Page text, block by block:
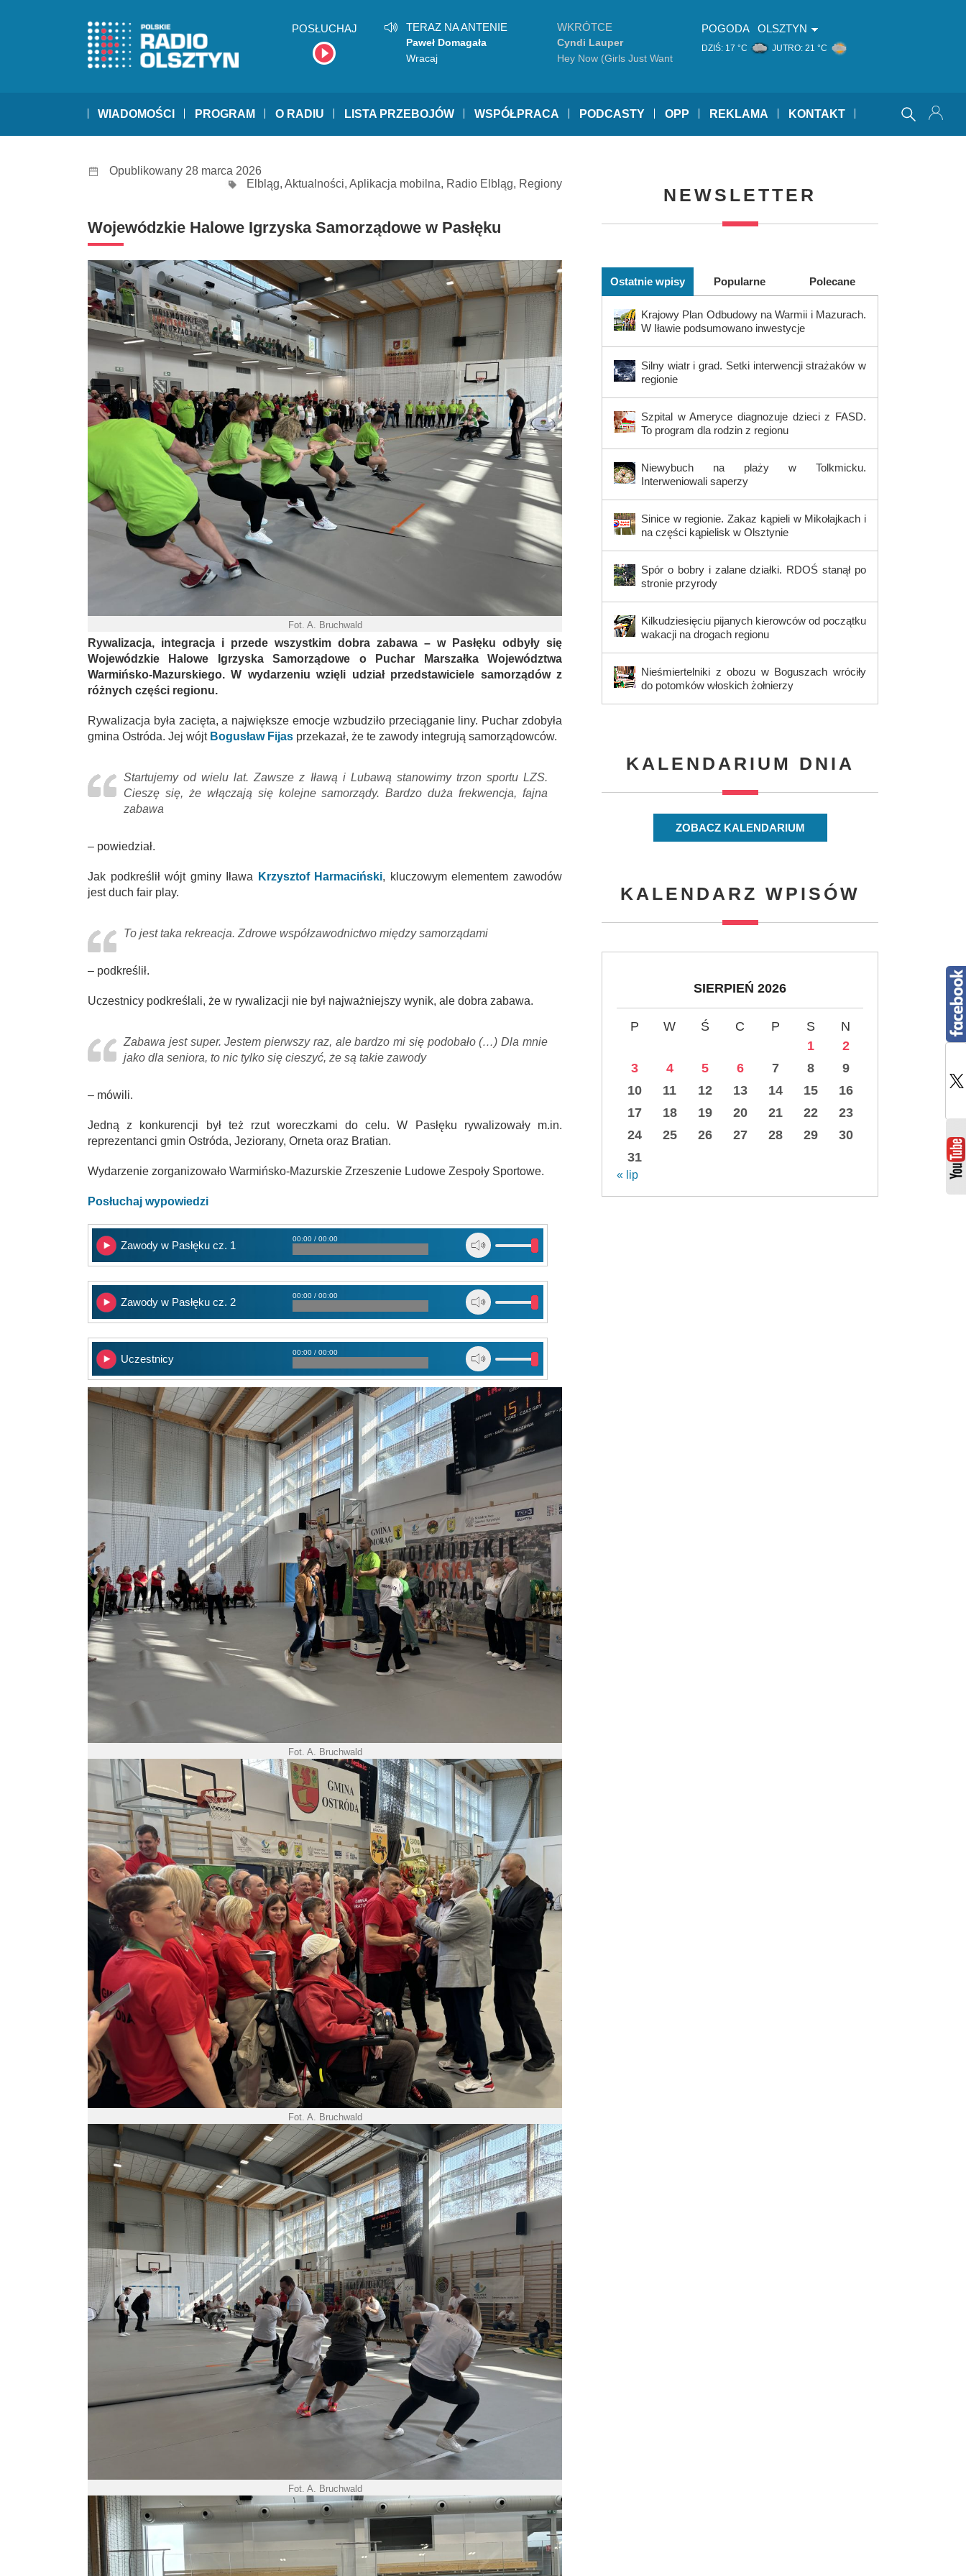
POSŁUCHAJ TERAZ NA ANTENIE
Paweł Domagała
Wracaj
WKRÓTCE
Cyndi Lauper
Hey Now (Girls Just Want
POGODA OLSZTYN
DZIŚ: 17 °C JUTRO: 21 °C
WIADOMOŚCI PROGRAM O RADIU LISTA PRZEBOJÓW WSPÓŁPRACA PODCASTY OPP REKLAMA KONTAKT
Opublikowany 28 marca 2026
Elbląg, Aktualności, Aplikacja mobilna, Radio Elbląg, Regiony
Wojewódzkie Halowe Igrzyska Samorządowe w Pasłęku
Fot. A. Bruchwald
Rywalizacja, integracja i przede wszystkim dobra zabawa – w Pasłęku odbyły się
Wojewódzkie Halowe Igrzyska Samorządowe o Puchar Marszałka Województwa
Warmińsko-Mazurskiego. W wydarzeniu wzięli udział przedstawiciele samorządów z
różnych części regionu.
Rywalizacja była zacięta, a największe emocje wzbudziło przeciąganie liny. Puchar zdobyła
gmina Ostróda. Jej wójt Bogusław Fijas przekazał, że te zawody integrują samorządowców.
Startujemy od wielu lat. Zawsze z Iławą i Lubawą stanowimy trzon sportu LZS.
Cieszę się, że włączają się kolejne samorządy. Bardzo duża frekwencja, fajna
zabawa
– powiedział.
Jak podkreślił wójt gminy Iława Krzysztof Harmaciński, kluczowym elementem zawodów
jest duch fair play.
To jest taka rekreacja. Zdrowe współzawodnictwo między samorządami
– podkreślił.
Uczestnicy podkreślali, że w rywalizacji nie był najważniejszy wynik, ale dobra zabawa.
Zabawa jest super. Jestem pierwszy raz, ale bardzo mi się podobało (…) Dla mnie
jako dla seniora, to nic tylko się cieszyć, że są takie zawody
– mówili.
Jedną z konkurencji był też rzut woreczkami do celu. W Pasłęku rywalizowały m.in.
reprezentanci gmin Ostróda, Jeziorany, Orneta oraz Bratian.
Wydarzenie zorganizowało Warmińsko-Mazurskie Zrzeszenie Ludowe Zespoły Sportowe.
Posłuchaj wypowiedzi
Zawody w Pasłęku cz. 1
00:00 / 00:00
Zawody w Pasłęku cz. 2
00:00 / 00:00
Uczestnicy
00:00 / 00:00
Fot. A. Bruchwald
Fot. A. Bruchwald
Fot. A. Bruchwald
NEWSLETTER
Ostatnie wpisy Popularne Polecane
Krajowy Plan Odbudowy na Warmii i Mazurach.
W Iławie podsumowano inwestycje
Silny wiatr i grad. Setki interwencji strażaków w
regionie
Szpital w Ameryce diagnozuje dzieci z FASD.
To program dla rodzin z regionu
Niewybuch na plaży w Tolkmicku.
Interweniowali saperzy
Sinice w regionie. Zakaz kąpieli w Mikołajkach i
na części kąpielisk w Olsztynie
Spór o bobry i zalane działki. RDOŚ stanął po
stronie przyrody
Kilkudziesięciu pijanych kierowców od początku
wakacji na drogach regionu
Nieśmiertelniki z obozu w Boguszach wróciły
do potomków włoskich żołnierzy
KALENDARIUM DNIA
ZOBACZ KALENDARIUM
KALENDARZ WPISÓW
SIERPIEŃ 2026
P W Ś C P S
N
1
2
3
4 5 6 7 8
9
10
11 12 13 14 15
16
17
18 19 20 21 22
23
24
25 26 27 28 29
30
31
« lip